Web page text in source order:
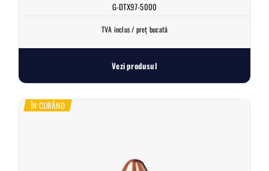
G-DTX97-5000
TVA inclus / preț bucată
Vezi produsul
ÎN CURÂND